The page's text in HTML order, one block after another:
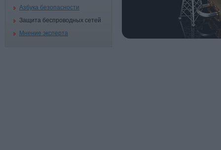
Азбука безопасности
Защита беспроводных сетей
Мнение эксперта